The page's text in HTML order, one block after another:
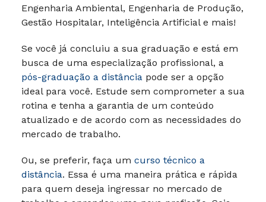
Engenharia Ambiental, Engenharia de Produção,
Gestão Hospitalar, Inteligência Artificial e mais!
Se você já concluiu a sua graduação e está em
busca de uma especialização profissional, a
pós-graduação a distância pode ser a opção
ideal para você. Estude sem comprometer a sua
rotina e tenha a garantia de um conteúdo
atualizado e de acordo com as necessidades do
mercado de trabalho.
Ou, se preferir, faça um curso técnico a
distância. Essa é uma maneira prática e rápida
para quem deseja ingressar no mercado de